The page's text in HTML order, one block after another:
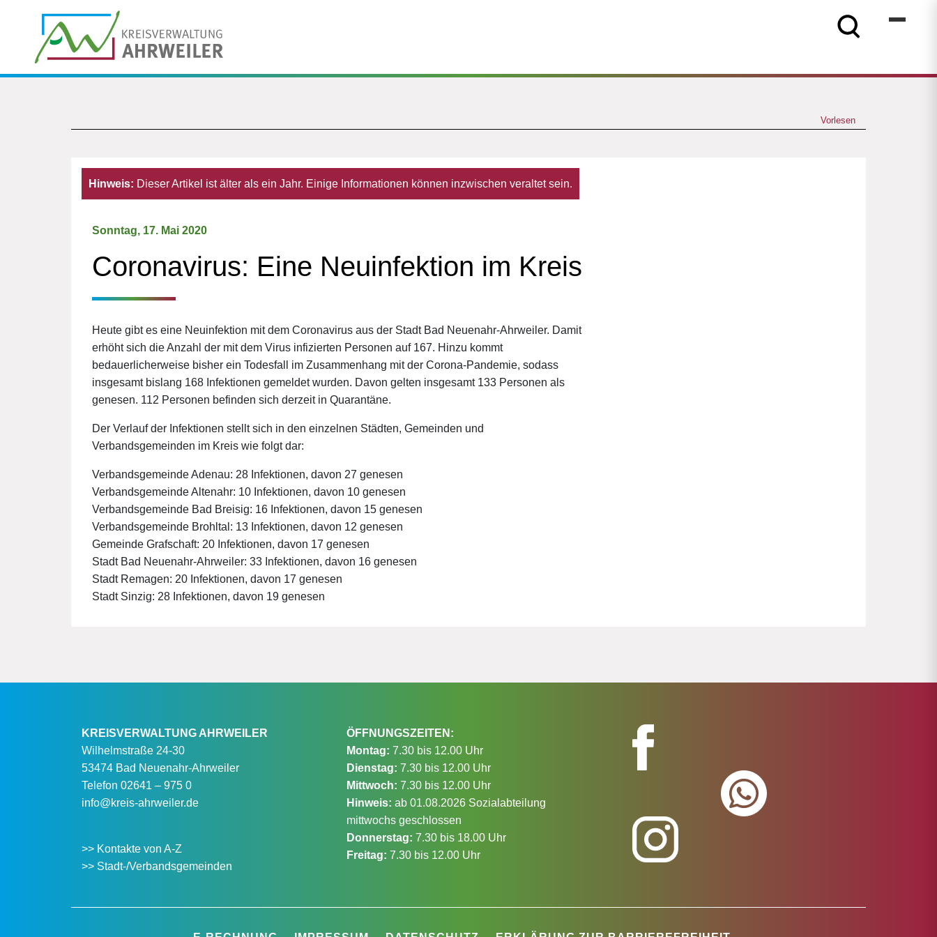
Vorlesen
Hinweis: Dieser Artikel ist älter als ein Jahr. Einige Informationen können inzwischen veraltet sein.
Sonntag, 17. Mai 2020
Coronavirus: Eine Neuinfektion im Kreis
Heute gibt es eine Neuinfektion mit dem Coronavirus aus der Stadt Bad Neuenahr-Ahrweiler. Damit
erhöht sich die Anzahl der mit dem Virus infizierten Personen auf 167. Hinzu kommt
bedauerlicherweise bisher ein Todesfall im Zusammenhang mit der Corona-Pandemie, sodass
insgesamt bislang 168 Infektionen gemeldet wurden. Davon gelten insgesamt 133 Personen als
genesen. 112 Personen befinden sich derzeit in Quarantäne.
Der Verlauf der Infektionen stellt sich in den einzelnen Städten, Gemeinden und
Verbandsgemeinden im Kreis wie folgt dar:
Verbandsgemeinde Adenau: 28 Infektionen, davon 27 genesen
Verbandsgemeinde Altenahr: 10 Infektionen, davon 10 genesen
Verbandsgemeinde Bad Breisig: 16 Infektionen, davon 15 genesen
Verbandsgemeinde Brohltal: 13 Infektionen, davon 12 genesen
Gemeinde Grafschaft: 20 Infektionen, davon 17 genesen
Stadt Bad Neuenahr-Ahrweiler: 33 Infektionen, davon 16 genesen
Stadt Remagen: 20 Infektionen, davon 17 genesen
Stadt Sinzig: 28 Infektionen, davon 19 genesen
KREISVERWALTUNG AHRWEILER
Wilhelmstraße 24-30
53474 Bad Neuenahr-Ahrweiler
Telefon 02641 – 975 0
info@kreis-ahrweiler.de
>> Kontakte von A-Z
>> Stadt-/Verbandsgemeinden
ÖFFNUNGSZEITEN:
Montag: 7.30 bis 12.00 Uhr
Dienstag: 7.30 bis 12.00 Uhr
Mittwoch: 7.30 bis 12.00 Uhr
Hinweis: ab 01.08.2026 Sozialabteilung
mittwochs geschlossen
Donnerstag: 7.30 bis 18.00 Uhr
Freitag: 7.30 bis 12.00 Uhr